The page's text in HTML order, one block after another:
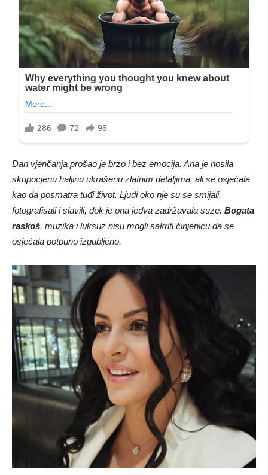
Dan vjenčanja prošao je brzo i bez emocija. Ana je nosila
skupocjenu haljinu ukrašenu zlatnim detaljima, ali se osjećala
kao da posmatra tuđi život. Ljudi oko nje su se smijali,
fotografisali i slavili, dok je ona jedva zadržavala suze. Bogata
raskoš, muzika i luksuz nisu mogli sakriti činjenicu da se
osjećala potpuno izgubljeno.